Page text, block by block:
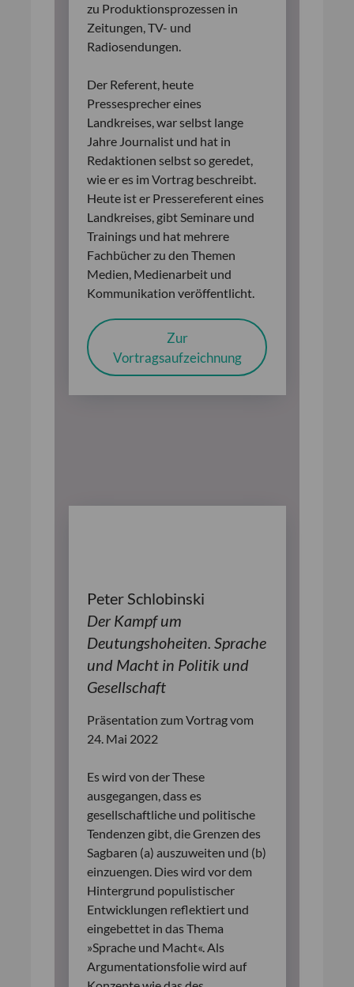
zu Produktionsprozessen in
Zeitungen, TV- und
Radiosendungen.
Der Referent, heute
Pressesprecher eines
Landkreises, war selbst lange
Jahre Journalist und hat in
Redaktionen selbst so geredet,
wie er es im Vortrag beschreibt.
Heute ist er Pressereferent eines
Landkreises, gibt Seminare und
Trainings und hat mehrere
Fachbücher zu den Themen
Medien, Medienarbeit und
Kommunikation veröffentlicht.
Zur
Vortragsaufzeichnung
Peter Schlobinski
Der Kampf um
Deutungshoheiten. Sprache
und Macht in Politik und
Gesellschaft
Präsentation zum Vortrag vom
24. Mai 2022
Es wird von der These
ausgegangen, dass es
gesellschaftliche und politische
Tendenzen gibt, die Grenzen des
Sagbaren (a) auszuweiten und (b)
einzuengen. Dies wird vor dem
Hintergrund populistischer
Entwicklungen reflektiert und
eingebettet in das Thema
»Sprache und Macht«. Als
Argumentationsfolie wird auf